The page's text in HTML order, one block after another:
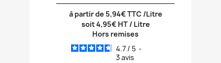
à partir de 5,94€ TTC /Litre
soit 4,95€ HT / Litre
Hors remises
4.7 / 5 -
3avis